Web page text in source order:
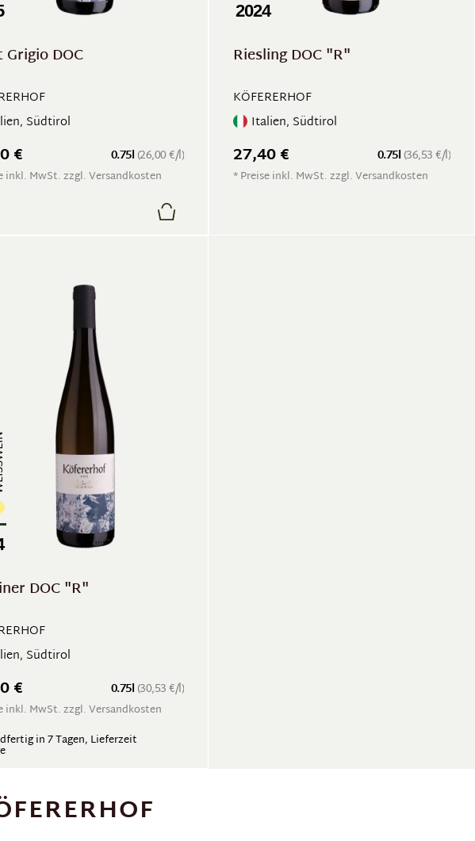
Grigio DOC
Südtirol
0.75l (26,00 €/l)
€
inkl. MwSt. zzgl. Versandkosten
2024
Riesling DOC "R"
KÖFERERHOF
Italien, Südtirol
0.75l (36,53 €/l)
27,40 €
* Preise inkl. MwSt. zzgl. Versandkosten
DOC "R"
Südtirol
0.75l (30,53 €/l)
€
inkl. MwSt. zzgl. Versandkosten
in 7 Tagen, Lieferzeit